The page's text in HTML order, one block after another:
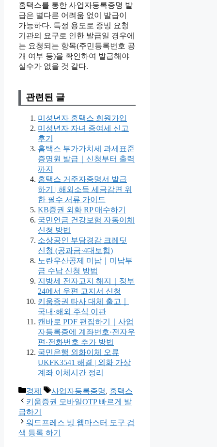
홈택스를 통한 사업자등록증명 발
급은 별다른 어려움 없이 발급이
가능하다. 특정 용도로 증빙 요청
기관의 요구로 인한 발급일 경우에
는 요청되는 항목(주민등록번호 공
개 여부 등)을 확인하여 발급해야
실수가 없을 것 같다.
관련된 글
미성년자 홈택스 회원가입
미성년자 자녀 증여세 신고
후기
홈택스 부가가치세 과세표준
증명원 발급｜신청부터 출력
까지
홈택스 거주자증명서 발급
하기 | 해외소득 세금감면 위
한 필수 서류 가이드
KB증권 외화 RP 매수하기
국민연금 건강보험 자동이체
신청 방법
소상공인 부담경감 크레딧
신청 (공과금·4대보험)
노란우산공제 미납｜미납부
금 수납 신청 방법
지방세 전자고지 해지｜정부
24에서 우편 고지서 신청
키움증권 타사 대체 출고｜
국내·해외 주식 이관
캔바로 PDF 편집하기｜사업
자등록증에 계좌번호·전자우
편·전화번호 추가 방법
국민은행 외화이체 오류
UKFK3541 해결 | 외화 가상
계좌 이체시간 정리
카
테
고
리
경제
태
그
사업자등록증명, 홈택스
키움증권 모바일OTP 빠르게 발
급하기
워드프레스 빙 웹마스터 도구 검
색 등록 하기